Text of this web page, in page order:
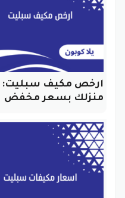
ارخص مكيف سبليت:
منزلك بسعر مخفض